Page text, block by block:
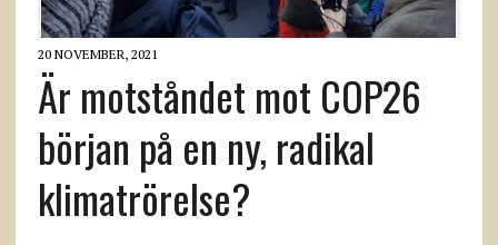
20 NOVEMBER, 2021
Är motståndet mot COP26
början på en ny, radikal
klimatrörelse?